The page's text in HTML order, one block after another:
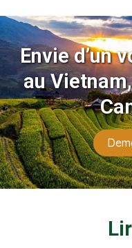
Envie d’un
au